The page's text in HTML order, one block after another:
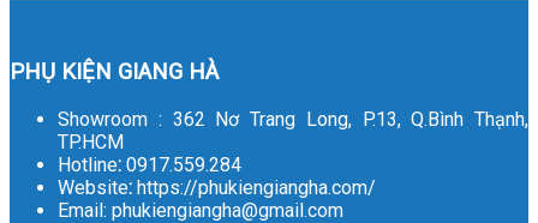
PHỤ KIỆN GIANG HÀ
Showroom : 362 Nơ Trang Long, P.13, Q.Bình Thạnh,
TP.HCM
Hotline: 0917.559.284
Website: https://phukiengiangha.com/
Email: phukiengiangha@gmail.com